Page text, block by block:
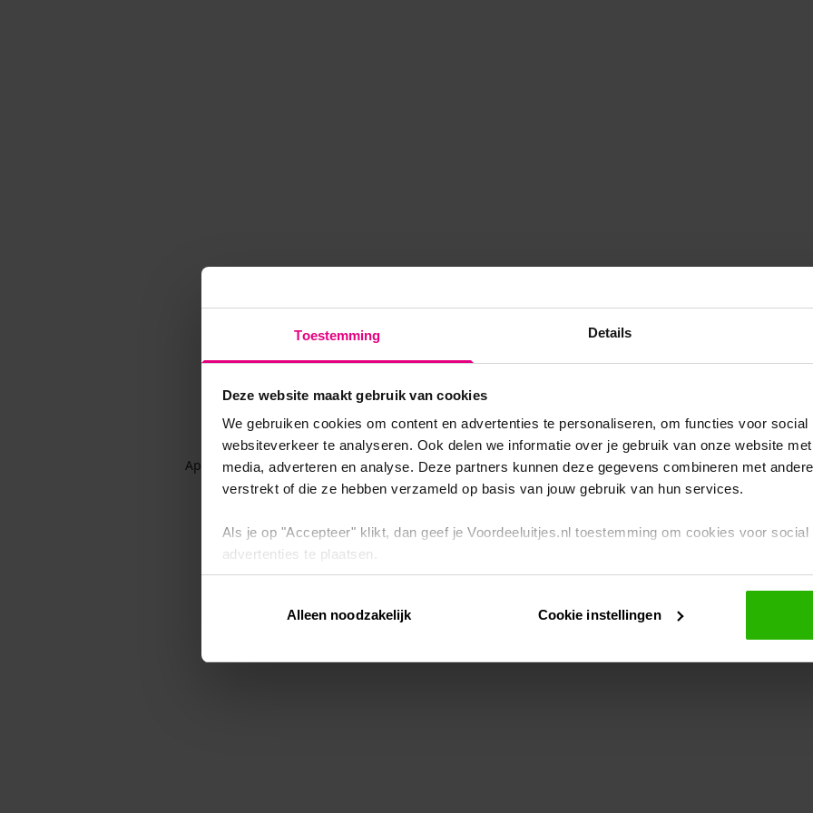
Toestemming Details
Deze website maakt gebruik van cookies
We gebruiken cookies om content en advertenties te personaliseren, om functies voor
websiteverkeer te analyseren. Ook delen we informatie over je gebruik van onze website
media, adverteren en analyse. Deze partners kunnen deze gegevens combineren met
verstrekt of die ze hebben verzameld op basis van jouw gebruik van hun services.
Als je op "Accepteer" klikt, dan geef je Voordeeluitjes.nl toestemming om cookies voor
advertenties te plaatsen.
Via "Cookie instellingen" kun je ook zelf instellen welke cookies worden geplaatst. Je kunt je
intrekken op onscookiebeleid.
Alleen noodzakelijk Cookie instellingen
Application error: a client-side exception has occurred while loadingwww.voordeeluitjes.nl (see the